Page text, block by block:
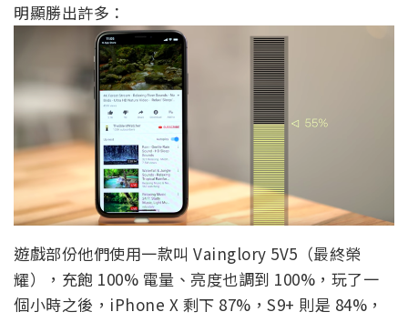
明顯勝出許多：
遊戲部份他們使用一款叫 Vainglory 5V5（最終榮
耀），充飽 100% 電量、亮度也調到 100%，玩了一
個小時之後，iPhone X 剩下 87%，S9+ 則是 84%，